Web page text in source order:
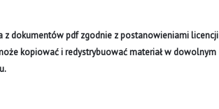
z dokumentów pdf zgodnie z postanowieniami licencji
kopiować i redystrybuować materiał w dowolnym